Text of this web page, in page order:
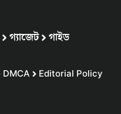
গ্যাজেট গাইড
DMCA
Editorial Policy